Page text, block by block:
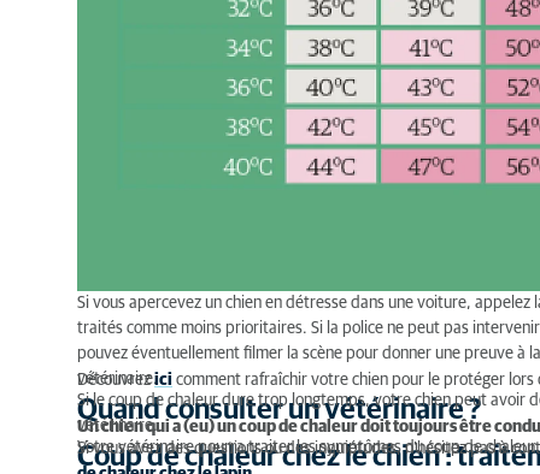
Si vous apercevez un chien en détresse dans une voiture,
traités comme moins prioritaires. Si la police ne peut pas
pouvez éventuellement filmer la scène pour donner une preuve à
vétérinaire.
Découvrezici comment rafraîchir votre chien pour le protéger lors
Quand consulter un vétérinaire ?
Si le coup de chaleur dure trop longtemps, votre chien peut avoir
vétérinaire.
Un chien qui a (eu) un coup de chaleur doit toujours être
Coup de chaleur chez le chien :
Votre vétérinaire pourra traiter les symptômes du coup de chaleur.
Si vous avez des questions ou des inquiétudes, n’hésitez pas à